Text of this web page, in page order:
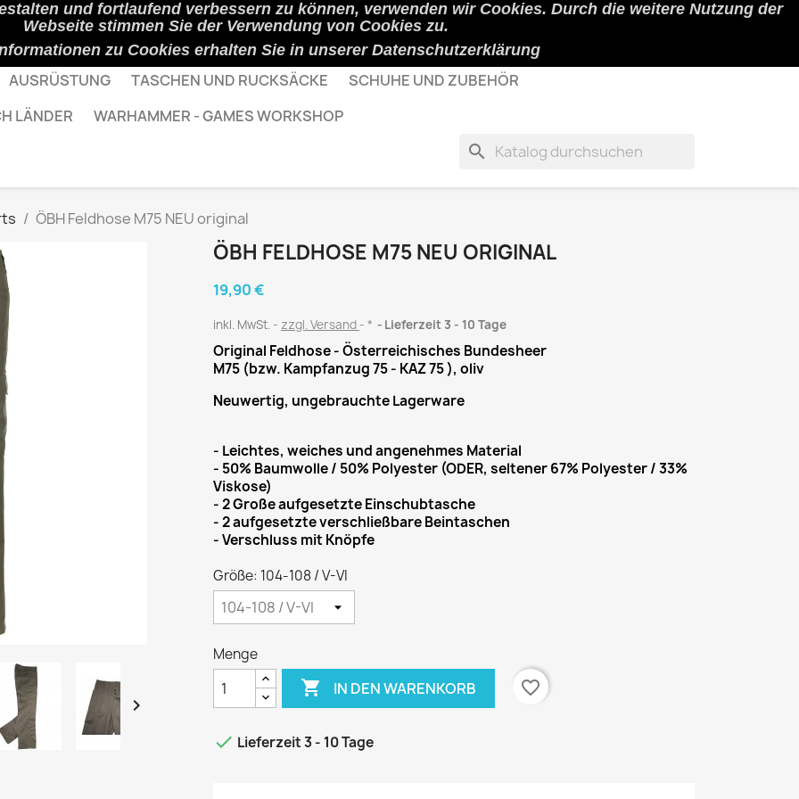
und fortlaufend verbessern zu können, verwenden wir Cookies. Durch die weitere Nutzung der
Webseite stimmen Sie der Verwendung von Cookies zu.
zu Cookies erhalten Sie in unserer Datenschutzerklärung
 shopping_cart
AUSRÜSTUNG TASCHEN UND RUCKSÄCKE
SCHUHE UND ZUBEHÖR
LÄNDER
WARHAMMER - GAMES WORKSHOP
search
ÖBH Feldhose M75 NEU original

ÖBH FELDHOSE M75 NEU ORIGINAL
19,90 €
inkl. MwSt. zzgl. Versand * Lieferzeit 3 - 10 Tage
Original Feldhose - Österreichisches Bundesheer
M75 (bzw. Kampfanzug 75 - KAZ 75 ), oliv
Neuwertig, ungebrauchte Lagerware
- Leichtes, weiches und angenehmes Material
- 50% Baumwolle / 50% Polyester (ODER, seltener 67% Polyester / 33%
Viskose)
- 2 Große aufgesetzte Einschubtasche
- 2 aufgesetzte verschließbare Beintaschen
- Verschluss mit Knöpfe
Größe: 104-108 / V-VI
Menge
 IN DEN WARENKORB favorite_border
 Lieferzeit 3 - 10 Tage